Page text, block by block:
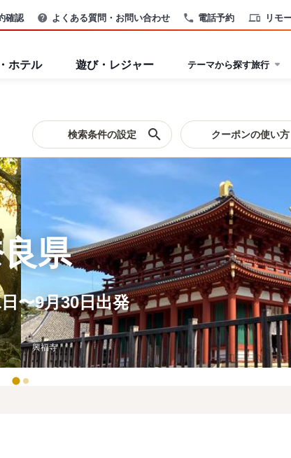
電話予約 リモ
確認 よくある質問・お問い合わせ
ホテル 遊び・レジャー テーマから探す旅行
検索条件の設定 search クーポンの使い方
興福寺
県
〜9月30日出発